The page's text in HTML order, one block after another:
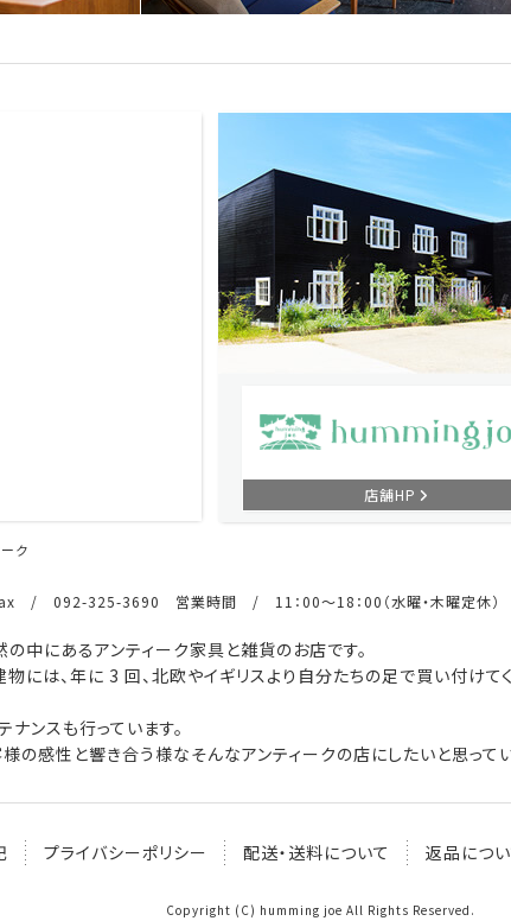
店舗HP
ク
/ 092-325-3690 営業時間 / 11：00～18：00（水曜・木曜定休）
中にあるアンティーク家具と雑貨のお店です。
には、年に 3 回、北欧やイギリスより自分たちの足で買い付けて
ンスも行っています。
の感性と響き合う様なそんなアンティークの店にしたいと思ってい
プライバシーポリシー 配送・送料について 返品につ
Copyright (C) humming joe All Rights Reserved.